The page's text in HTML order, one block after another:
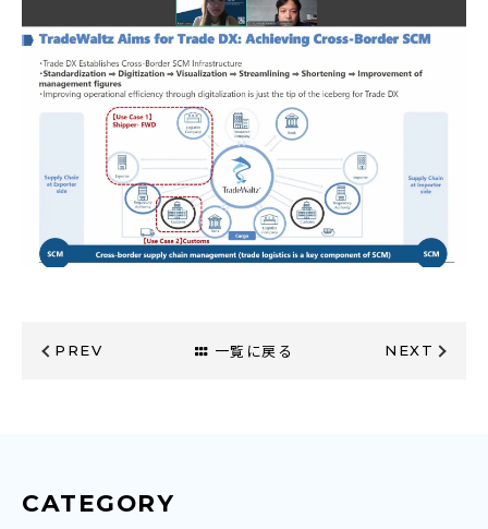
PREV 一覧に戻る NEXT
CATEGORY